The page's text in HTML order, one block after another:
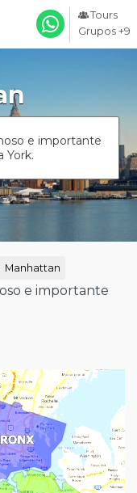
Tours
Grupos +9
e importante
York.
Manhattan
e importante